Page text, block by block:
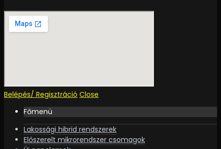
Belépés/ Regisztráció Close
Főmenü
Lakossági hibrid rendszerek
Előszerelt mikrorendszer csomagok